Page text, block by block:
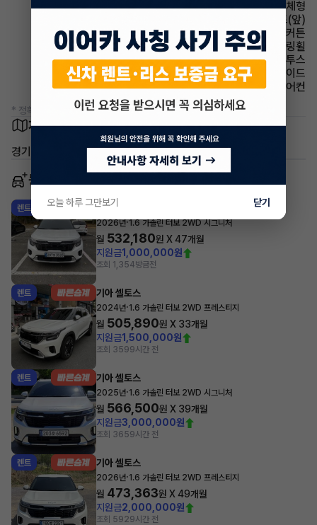
사이드미러 방향지시등 일체형
시트 열선시트(앞)
에어백 커튼
스티어링휠 가죽스티어링휠
유무선단자 블루투스
에어백 사이드
에어컨 수동에어컨
* 정확한 정보는 판매자와 반드시 확인하시기 바랍니다.
차량 위치
경기 안양시 만안구 안양동
동일 차종 이어카
렌트 기아 셀토스
2026년·1.6 가솔린 터보 2WD 시그니처
월 532,180원 X47개월
지원금1,000,000원
조회 1,354방금전
렌트 기아 셀토스
2024년·1.6 가솔린 터보 2WD 프레스티지
월 505,890원 X 33개월
지원금1,500,000원
조회 3599시간 전
렌트 기아 셀토스
2025년·1.6 가솔린 터보 2WD 시그니처
월 566,500원 X 39개월
지원금3,000,000원
조회 3659시간 전
렌트 기아 셀토스
2026년·1.6 가솔린 터보 2WD 프레스티지
월 473,363원 X49개월
지원금2,000,000원
조회 5929시간 전
오늘 하루 그만보기 닫기